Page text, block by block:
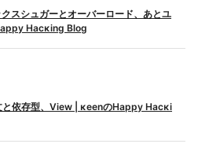
スシュガーとオーバーロード、あとユ
Hacκing Blog
依存型、View | κeenのHappy Hacκi